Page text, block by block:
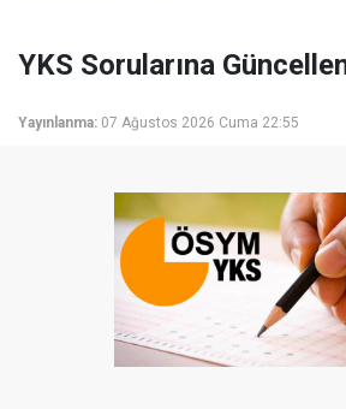
YKS Sorularına
Yayınlanma: 07 Ağustos 2026 Cuma 22:55